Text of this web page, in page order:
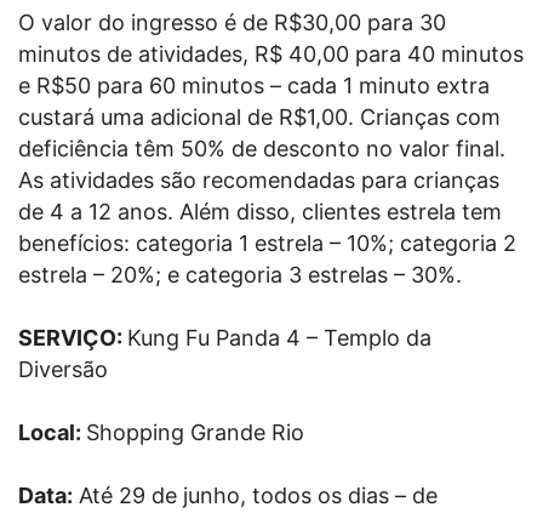
O valor do ingresso é de R$30,00 para 30
minutos de atividades, R$ 40,00 para 40 minutos
e R$50 para 60 minutos – cada 1 minuto extra
custará uma adicional de R$1,00. Crianças com
deficiência têm 50% de desconto no valor final.
As atividades são recomendadas para crianças
de 4 a 12 anos. Além disso, clientes estrela tem
benefícios: categoria 1 estrela – 10%; categoria 2
estrela – 20%; e categoria 3 estrelas – 30%.
SERVIÇO: Kung Fu Panda 4 – Templo da
Diversão
Local: Shopping Grande Rio
Data: Até 29 de junho, todos os dias – de